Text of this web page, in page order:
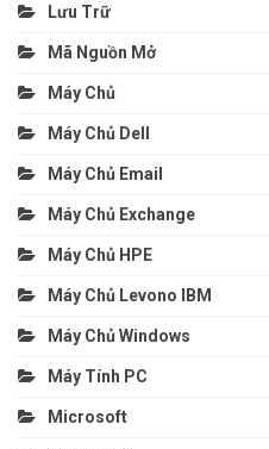
Lưu Trữ
Mã Nguồn Mở
Máy Chủ
Máy Chủ Dell
Máy Chủ Email
Máy Chủ Exchange
Máy Chủ HPE
Máy Chủ Levono IBM
Máy Chủ Windows
Máy Tính PC
Microsoft